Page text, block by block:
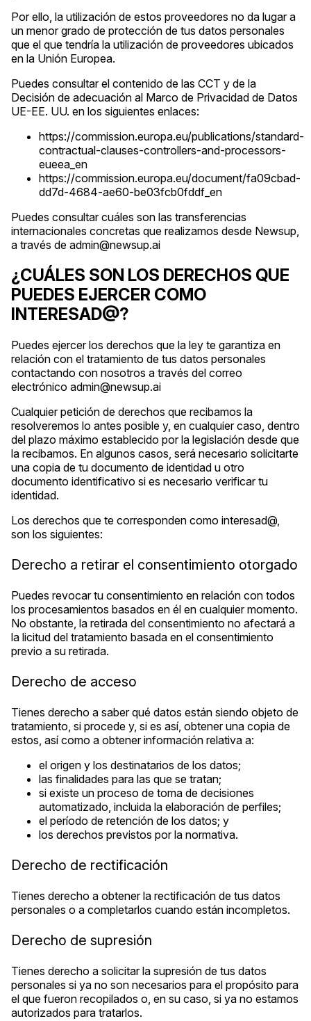
Por ello, la utilización de estos proveedores no da lugar a
un menor grado de protección de tus datos personales
que el que tendría la utilización de proveedores ubicados
en la Unión Europea.
Puedes consultar el contenido de las CCT y de la
Decisión de adecuación al Marco de Privacidad de Datos
UE-EE. UU. en los siguientes enlaces:
https://commission.europa.eu/publications/standard-
contractual-clauses-controllers-and-processors-
eueea_en
https://commission.europa.eu/document/fa09cbad-
dd7d-4684-ae60-be03fcb0fddf_en
Puedes consultar cuáles son las transferencias
internacionales concretas que realizamos desde Newsup,
a través de admin@newsup.ai
¿CUÁLES SON LOS DERECHOS QUE
PUEDES EJERCER COMO
INTERESAD@?
Puedes ejercer los derechos que la ley te garantiza en
relación con el tratamiento de tus datos personales
contactando con nosotros a través del correo
electrónico admin@newsup.ai
Cualquier petición de derechos que recibamos la
resolveremos lo antes posible y, en cualquier caso, dentro
del plazo máximo establecido por la legislación desde que
la recibamos. En algunos casos, será necesario solicitarte
una copia de tu documento de identidad u otro
documento identificativo si es necesario verificar tu
identidad.
Los derechos que te corresponden como interesad@,
son los siguientes:
Derecho a retirar el consentimiento otorgado
Puedes revocar tu consentimiento en relación con todos
los procesamientos basados en él en cualquier momento.
No obstante, la retirada del consentimiento no afectará a
la licitud del tratamiento basada en el consentimiento
previo a su retirada.
Derecho de acceso
Tienes derecho a saber qué datos están siendo objeto de
tratamiento, si procede y, si es así, obtener una copia de
estos, así como a obtener información relativa a:
el origen y los destinatarios de los datos;
las finalidades para las que se tratan;
si existe un proceso de toma de decisiones
automatizado, incluida la elaboración de perfiles;
el período de retención de los datos; y
los derechos previstos por la normativa.
Derecho de rectificación
Tienes derecho a obtener la rectificación de tus datos
personales o a completarlos cuando están incompletos.
Derecho de supresión
Tienes derecho a solicitar la supresión de tus datos
personales si ya no son necesarios para el propósito para
el que fueron recopilados o, en su caso, si ya no estamos
autorizados para tratarlos.